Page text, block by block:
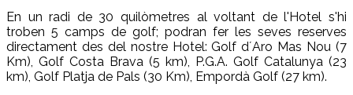
En un radi de 30 quilòmetres al voltant de l'Hotel s'hi
troben 5 camps de golf; podran fer les seves reserves
directament des del nostre Hotel: Golf d´Aro Mas Nou (7
Km), Golf Costa Brava (5 km), P.G.A. Golf Catalunya (23
km), Golf Platja de Pals (30 Km), Empordà Golf (27 km).